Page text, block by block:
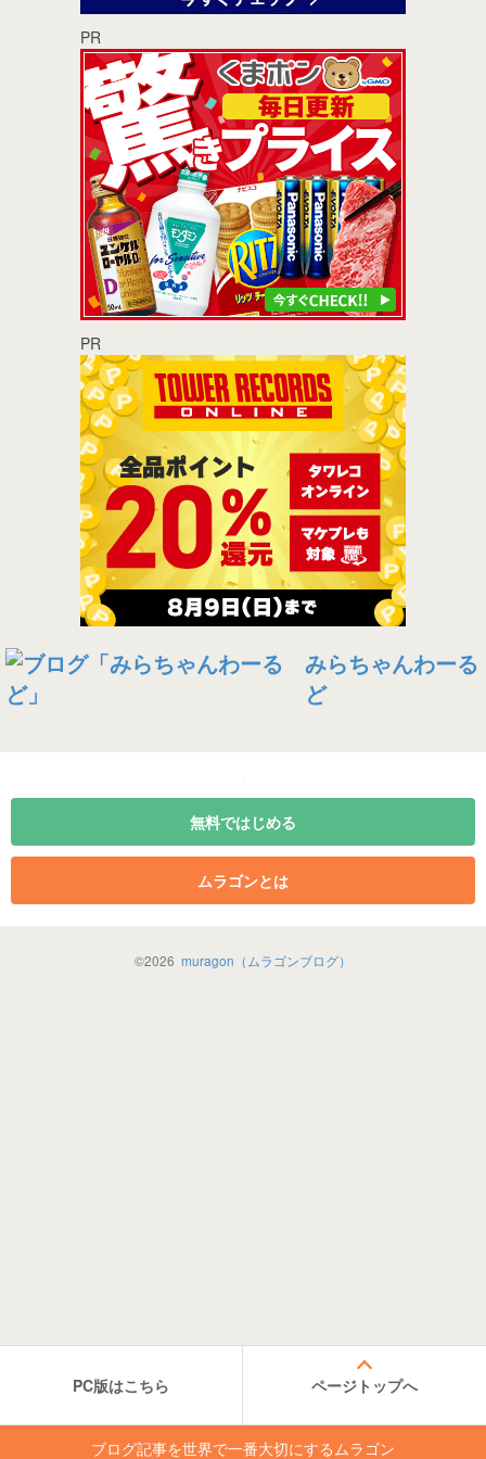
PR
PR
みらちゃんわーる
ど
無料ではじめる
ムラゴンとは
©2026 muragon（ムラゴンブログ）
PC版はこちら ページトップへ
ブログ記事を世界で一番大切にするムラゴン